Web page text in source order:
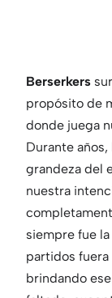
Berserkers
propósito de
donde juega
Durante
grandeza del
nuestra
siempre fue
partidos fuera
brindando